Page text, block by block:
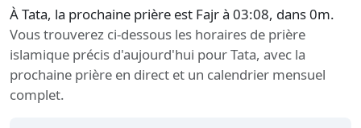
À Tata, la prochaine prière est Fajr à 03:08, dans 0m.
Vous trouverez ci-dessous les horaires de prière
islamique précis d'aujourd'hui pour Tata, avec la
prochaine prière en direct et un calendrier mensuel
complet.